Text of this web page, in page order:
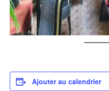
Ajouter au calendrier